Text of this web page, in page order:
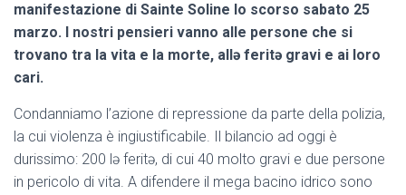
manifestazione di Sainte Soline lo scorso sabato 25
marzo. I nostri pensieri vanno alle persone che si
trovano tra la vita e la morte, allə feritə gravi e ai loro
cari.
Condanniamo l’azione di repressione da parte della polizia,
la cui violenza è ingiustificabile. Il bilancio ad oggi è
durissimo: 200 lə feritə, di cui 40 molto gravi e due persone
in pericolo di vita. A difendere il mega bacino idrico sono